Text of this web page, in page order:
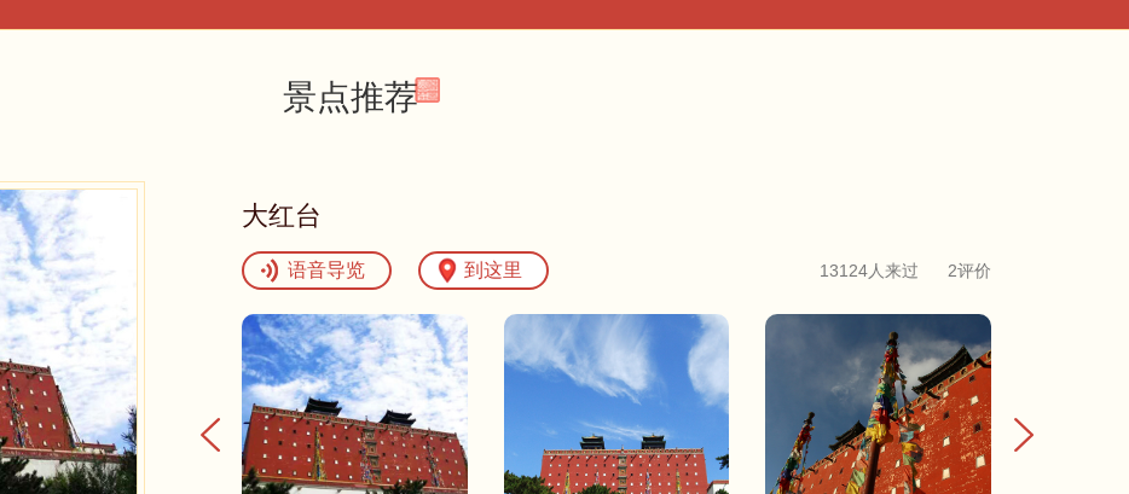
景点推荐
大红台
语音导览 到这里 13124人来过 2评价